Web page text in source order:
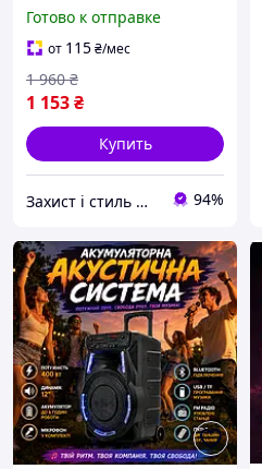
радио вызовов зарядка
10 Вт 3 Вт 40 мм
Готово к отправке
от 115₴/мес
1 153₴
1 960 ₴
Купить
Захист і стиль — в одному магазині 94%